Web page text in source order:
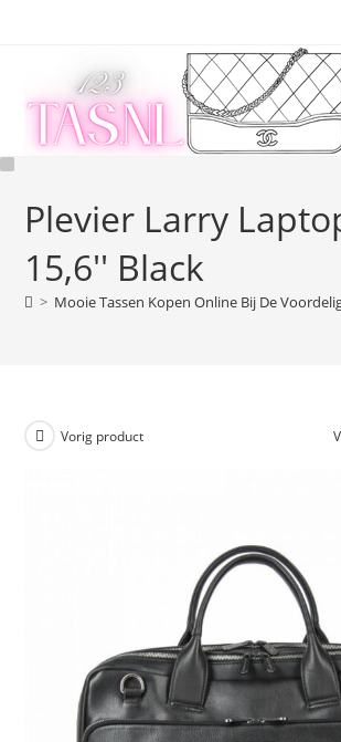
Plevier Larry
15,6'' Black
> Mooie Tassen Kopen Online Bij De
Vorig product